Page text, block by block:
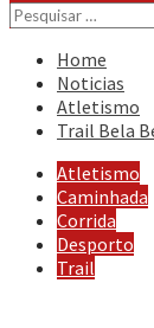
Pesquisar
por:
Home
Noticias
Atletismo
Trail Bela
Atletismo
Caminhada
Corrida
Desporto
Trail